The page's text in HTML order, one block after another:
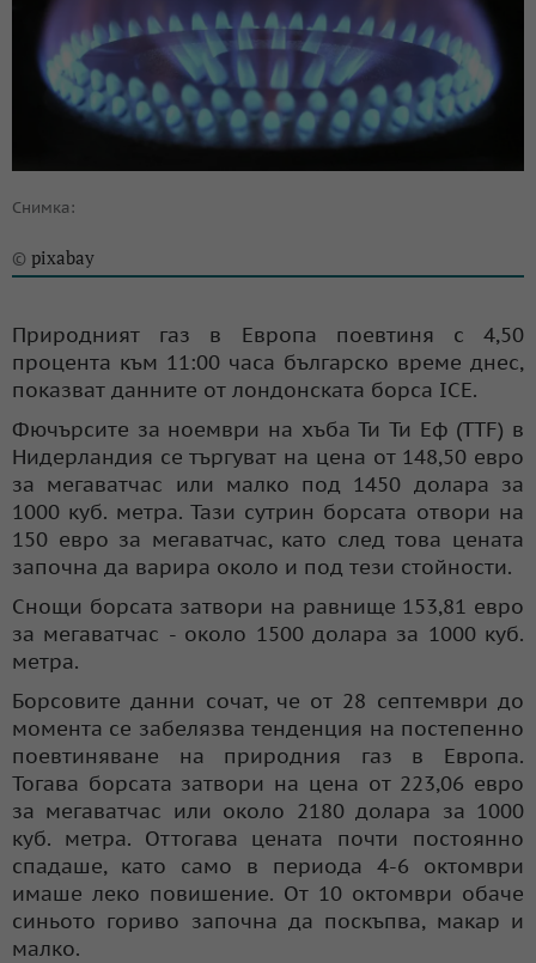
Снимка:
© pixabay
Природният газ в Европа поевтиня с 4,50
процента към 11:00 часа българско време днес,
показват данните от лондонската борса ICE.
Фючърсите за ноември на хъба Ти Ти Еф (TTF) в
Нидерландия се търгуват на цена от 148,50 евро
за мегаватчас или малко под 1450 долара за
1000 куб. метра. Тази сутрин борсата отвори на
150 евро за мегаватчас, като след това цената
започна да варира около и под тези стойности.
Снощи борсата затвори на равнище 153,81 евро
за мегаватчас - около 1500 долара за 1000 куб.
метра.
Борсовите данни сочат, че от 28 септември до
момента се забелязва тенденция на постепенно
поевтиняване на природния газ в Европа.
Тогава борсата затвори на цена от 223,06 евро
за мегаватчас или около 2180 долара за 1000
куб. метра. Оттогава цената почти постоянно
спадаше, като само в периода 4-6 октомври
имаше леко повишение. От 10 октомври обаче
синьото гориво започна да поскъпва, макар и
малко.